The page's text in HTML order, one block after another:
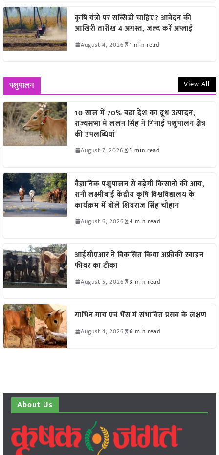
कृषि यंत्रों पर सब्सिडी चाहिए? आवेदन की
आखिरी तारीख 4 अगस्त, जल्द करें अप्लाई
August 4, 2026 1 min read
पशुपालन View All
10 साल में 70% बढ़ा देश का दूध उत्पादन,
राज्यसभा में ललन सिंह ने गिनाईं पशुपालन क्षेत्र
की उपलब्धियां
August 7, 2026 5 min read
वैज्ञानिक पशुपालन से बढ़ेगी किसानों की आय,
रानी लक्ष्मीबाई केंद्रीय कृषि विश्वविद्यालय के
कार्यक्रम में बोले शिवराज सिंह चौहान
August 6, 2026 4 min read
आईसीएआर ने विकसित किया अफ्रीकी स्वाइन
फीवर का टीका
August 5, 2026 3 min read
गाभिन गाय एवं भैंस में संभावित प्रसव के लक्षण
August 4, 2026 6 min read
About Us